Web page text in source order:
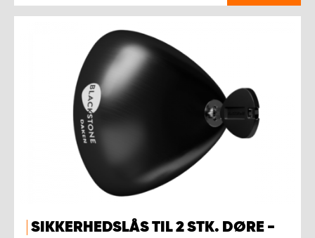
SIKKERHEDSLÅS TIL 2 STK. DØRE -